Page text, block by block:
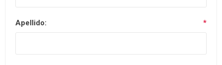
Apellido: *